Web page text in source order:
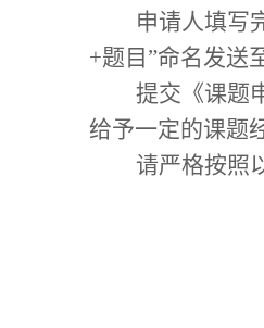
申请人填写
+题目”命名发送
提交《课题
给予一定的课题
请严格按照